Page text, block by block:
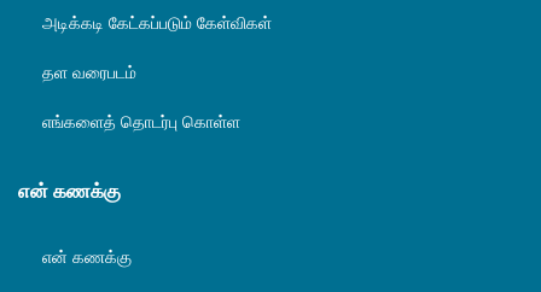
அடிக்கடி கேட்கப்படும் கேள்விகள்
தள வரைபடம்
எங்களைத் தொடர்பு கொள்ள
என் கணக்கு
என் கணக்கு